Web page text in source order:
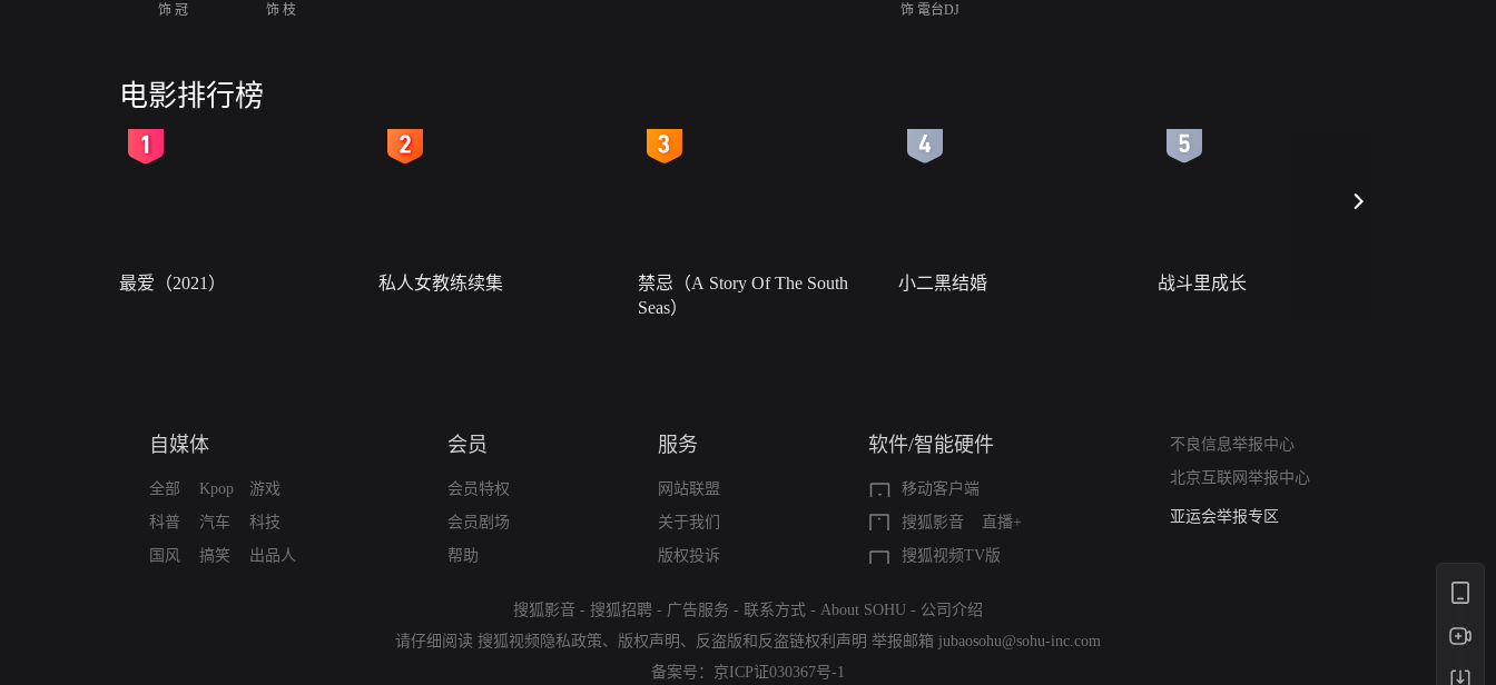
饰 冠 饰 枝 饰 電台DJ
电影排行榜
最爱（2021） 私人女教练续集
禁忌（A Story Of The South
Seas）
小二黑结婚 战斗里成长
自媒体
全部
科普
国风
Kpop
汽车
搞笑
游戏
科技
出品人
会员
会员特权
会员剧场
帮助
服务
网站联盟
关于我们
版权投诉
软件/智能硬件
移动客户端
搜狐影音
直播+
搜狐视频TV版
不良信息举报中心
北京互联网举报中心
算法推荐专项举报
亚运会举报专区
搜狐影音 - 搜狐招聘 - 广告服务 - 联系方式 - About SOHU - 公司介绍
请仔细阅读 搜狐视频隐私政策、 版权声明 、 反盗版和反盗链权利声明 举报邮箱 jubaosohu@sohu-inc.com
备案号： 京ICP证030367号-1